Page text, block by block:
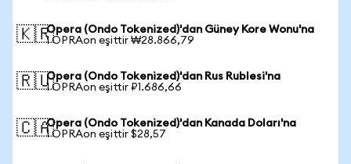
🇰🇷Opera (Ondo Tokenized)'dan Güney Kore Wonu'na
1 OPRAon eşittir ₩28.866,79
🇷🇺Opera (Ondo Tokenized)'dan Rus Rublesi'na
1 OPRAon eşittir ₽1.686,66
🇨🇦Opera (Ondo Tokenized)'dan Kanada Doları'na
1 OPRAon eşittir $28,57